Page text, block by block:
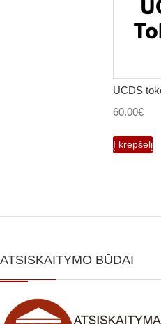
UCDS
60.00€
Į krepšelį
ATSISKAITYMO BŪDAI